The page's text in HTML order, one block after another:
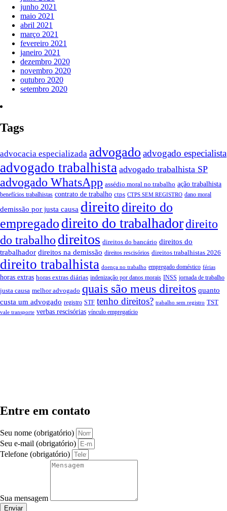
junho 2021
maio 2021
abril 2021
março 2021
fevereiro 2021
janeiro 2021
dezembro 2020
novembro 2020
outubro 2020
setembro 2020
Tags
advocacia especializada advogado advogado especialista
advogado trabalhista advogado trabalhista SP
advogado WhatsApp assédio moral no trabalho ação trabalhista
benefícios trabalhistas contrato de trabalho ctps CTPS SEM REGISTRO dano moral
demissão por justa causa direito direito do
empregado direito do trabalhadordireito
do trabalho direitos direitos do bancário direitos do
trabalhador direitos na demissão direitos rescisórios direitos trabalhistas 2026
direito trabalhista doença no trabalho empregado doméstico férias
horas extras horas extras diárias indenização por danos morais INSS jornada de trabalho
justa causa melhor advogado quais são meus direitos quanto
custa um advogado registro STF tenho direitos? trabalho sem registro TST
vale transporte verbas rescisórias vínculo empregatício
Entre em contato
Seu nome (obrigatório)
Seu e-mail (obrigatório)
Telefone (obrigatório)
Sua mensagem
Enviar